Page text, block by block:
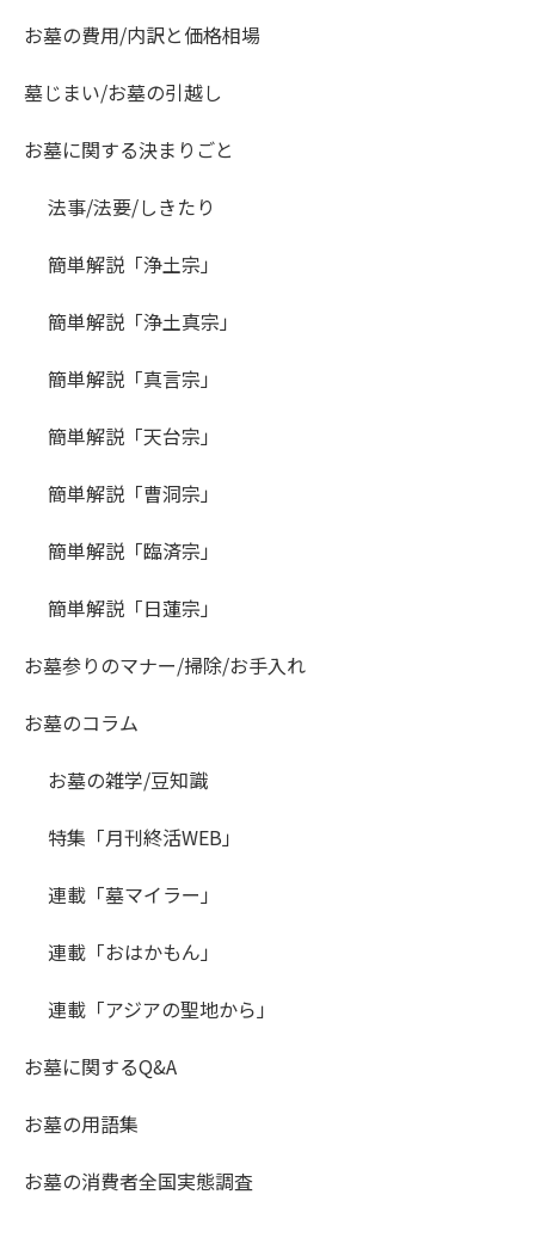
お墓の費用/内訳と価格相場
墓じまい/お墓の引越し
お墓に関する決まりごと
法事/法要/しきたり
簡単解説「浄土宗」
簡単解説「浄土真宗」
簡単解説「真言宗」
簡単解説「天台宗」
簡単解説「曹洞宗」
簡単解説「臨済宗」
簡単解説「日蓮宗」
お墓参りのマナー/掃除/お手入れ
お墓のコラム
お墓の雑学/豆知識
特集「月刊終活WEB」
連載「墓マイラー」
連載「おはかもん」
連載「アジアの聖地から」
お墓に関するQ&A
お墓の用語集
お墓の消費者全国実態調査